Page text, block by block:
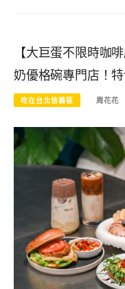
【大巨蛋不限時咖
奶優格碗專門店！
吃在台北信義區 周花花